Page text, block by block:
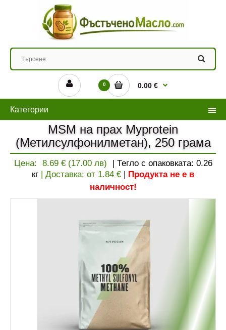
0 0.00 €
Категории
MSM на прах Myprotein
(Метилсулфонилметан), 250 грама
Цена: 8.69 € (17.00 лв) | Тегло с опаковката: 0.26
кг | Доставка: от 1.84 € | Продукта не е в
наличност!